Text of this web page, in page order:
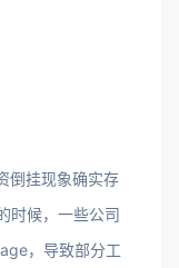
倒挂现象确实存
时候，一些公司
，导致部分工